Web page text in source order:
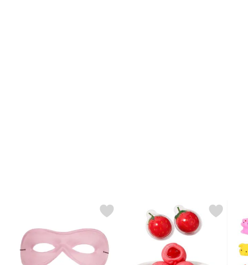
Markér pjerrot Øjenmaske Lyserød som favoritMarkér Øjeball Slik Jordbær 10g